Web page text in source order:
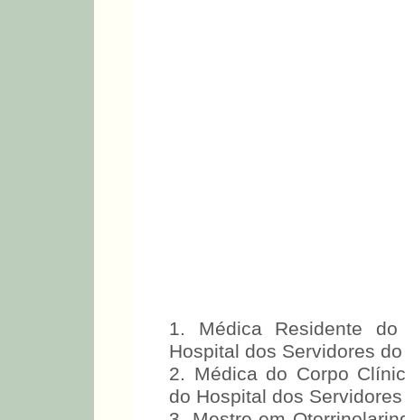
1. Médica Residente
Hospital dos Servidores
2. Médica do Corpo
do Hospital dos